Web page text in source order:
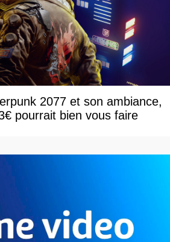
2077 et son ambiance,
pourrait bien vous faire